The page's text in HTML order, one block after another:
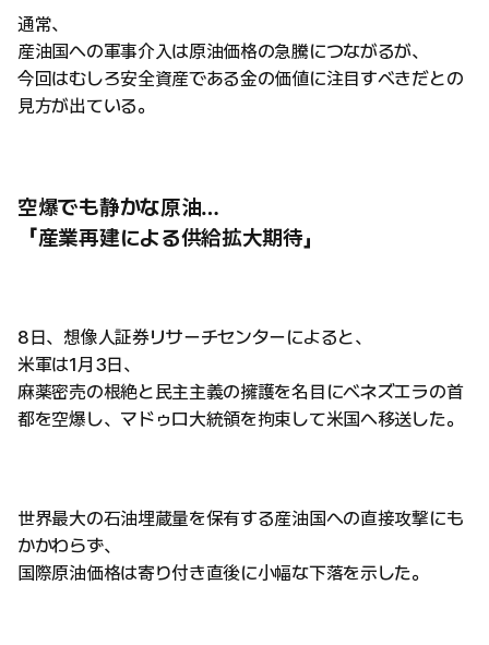
通常、
産油国への軍事介入は原油価格の急騰につながるが、
今回はむしろ安全資産である金の価値に注目すべきだとの
見方が出ている。
空爆でも静かな原油…
「産業再建による供給拡大期待」
8日、想像人証券リサーチセンターによると、
米軍は1月3日、
麻薬密売の根絶と民主主義の擁護を名目にベネズエラの首
都を空爆し、マドゥロ大統領を拘束して米国へ移送した。
世界最大の石油埋蔵量を保有する産油国への直接攻撃にも
かかわらず、
国際原油価格は寄り付き直後に小幅な下落を示した。